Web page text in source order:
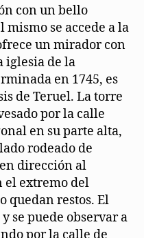
con un bello
mismo se accede a la
un mirador con
iglesia de la
en 1745, es
de Teruel. La torre
por la calle
en su parte alta,
rodeado de
dirección al
el extremo del
quedan restos. El
se puede observar a